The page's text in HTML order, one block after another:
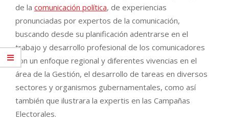
de la comunicación política, de experiencias
pronunciadas por expertos de la comunicación,
buscando desde su planificación adentrarse en el
trabajo y desarrollo profesional de los comunicadores
con un enfoque regional y diferentes vivencias en el
área de la Gestión, el desarrollo de tareas en diversos
sectores y organismos gubernamentales, como así
también que ilustrara la expertis en las Campañas
Electorales.